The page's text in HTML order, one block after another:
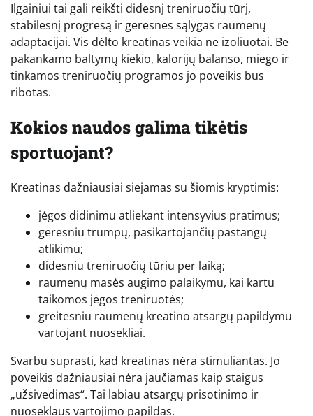
Ilgainiui tai gali reikšti didesnį treniruočių tūrį,
stabilesnį progresą ir geresnes sąlygas raumenų
adaptacijai. Vis dėlto kreatinas veikia ne izoliuotai. Be
pakankamo baltymų kiekio, kalorijų balanso, miego ir
tinkamos treniruočių programos jo poveikis bus
ribotas.
Kokios naudos galima tikėtis
sportuojant?
Kreatinas dažniausiai siejamas su šiomis kryptimis:
jėgos didinimu atliekant intensyvius pratimus;
geresniu trumpų, pasikartojančių pastangų
atlikimu;
didesniu treniruočių tūriu per laiką;
raumenų masės augimo palaikymu, kai kartu
taikomos jėgos treniruotės;
greitesniu raumenų kreatino atsargų papildymu
vartojant nuosekliai.
Svarbu suprasti, kad kreatinas nėra stimuliantas. Jo
poveikis dažniausiai nėra jaučiamas kaip staigus
„užsivedimas“. Tai labiau atsargų prisotinimo ir
nuoseklaus vartojimo papildas.